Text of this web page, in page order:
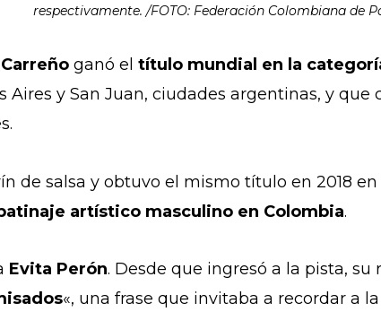
respectivamente. /FOTO: Federación Colombiana de
ganó el título mundial en la
Aires y San Juan, ciudades argentinas, y
de salsa y obtuvo el mismo título en 2018
artístico masculino en Colombia.
Evita Perón. Desde que ingresó a la pista,
«, una frase que invitaba a recordar a